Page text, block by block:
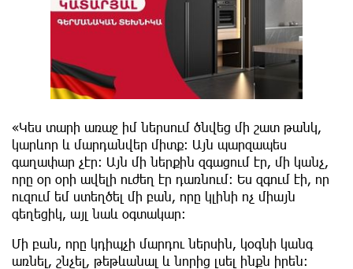
«Կես տարի առաջ իմ ներսում ծնվեց մի շատ թանկ,
կարևոր և մարդանվեր միտք: Այն պարզապես
գաղափար չէր։ Այն մի ներքին զգացում էր, մի կանչ,
որը օր օրի ավելի ուժեղ էր դառնում։ Ես զգում էի, որ
ուզում եմ ստեղծել մի բան, որը կլինի ոչ միայն
գեղեցիկ, այլ նաև օգտակար։
Մի բան, որը կդիպչի մարդու ներսին, կօգնի կանգ
առնել, շնչել, թեթևանալ և նորից լսել ինքն իրեն։